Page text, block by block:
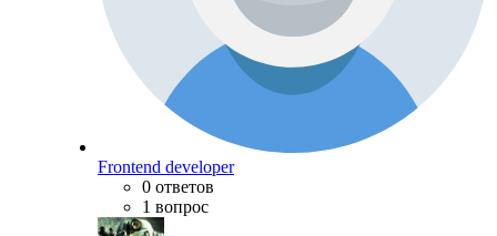
Frontend developer
0 ответов
1 вопрос